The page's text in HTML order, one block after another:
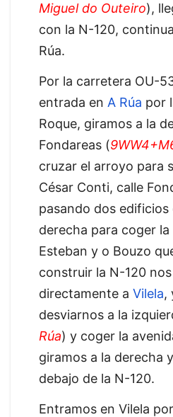
Miguel do Outeiro),
con la N-120,
Rúa.
Por la carretera OU-
entrada en A Rúa por
Roque, giramos a la
Fondareas (
cruzar el arroyo para
César Conti, calle
pasando dos edificios
derecha para coger la
Esteban y o Bouzo
construir la N-120
directamente a Vilela,
desviarnos a la
Rúa) y coger la
giramos a la derecha
debajo de la N-120.
Entramos en Vilela